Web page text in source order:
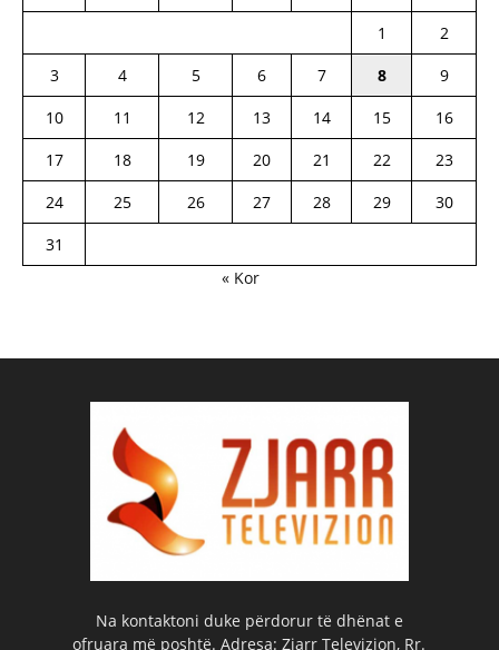
1
2
3
4 5 6 7 8
9
10
11 12 13 14 15
16
17
18 19 20 21 22
23
24
25 26 27 28 29
30
31
« Kor
Na kontaktoni duke përdorur të dhënat e
ofruara më poshtë. Adresa: Zjarr Televizion, Rr.